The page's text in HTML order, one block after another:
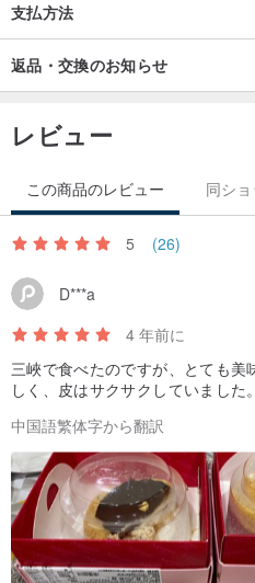
支払方法
返品・交換のお知らせ
レビュー
この商品のレビュー 同シ
5 (26)
D***a
4 年前に
三峽で食べたのですが、とても
しく、皮はサクサクしていました。
中国語繁体字から翻訳